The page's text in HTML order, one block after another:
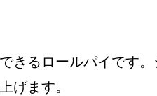
きるロールパイです。
げます。